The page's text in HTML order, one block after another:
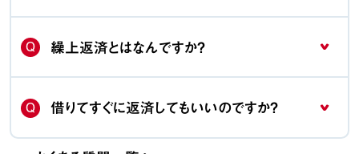
Q 繰上返済とはなんですか？
Q 借りてすぐに返済してもいいのですか？